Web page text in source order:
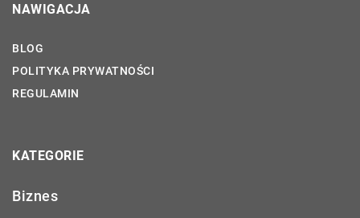
NAWIGACJA
BLOG
POLITYKA PRYWATNOŚCI
REGULAMIN
KATEGORIE
Biznes